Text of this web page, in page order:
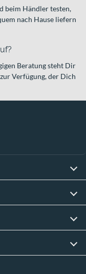
beim Händler testen,
nach Hause liefern
Beratung steht Dir
Verfügung, der Dich